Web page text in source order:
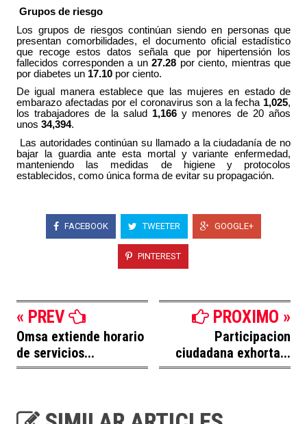
Grupos de riesgo
Los grupos de riesgos continúan siendo en personas que
presentan comorbilidades, el documento oficial estadístico
que recoge estos datos señala que por hipertensión los
fallecidos corresponden a un 27.28 por ciento, mientras que
por diabetes un 17.10 por ciento.
De igual manera establece que las mujeres en estado de
embarazo afectadas por el coronavirus son a la fecha 1,025,
los trabajadores de la salud 1,166 y menores de 20 años
unos 34,394.
Las autoridades continúan su llamado a la ciudadanía de no
bajar la guardia ante esta mortal y variante enfermedad,
manteniendo las medidas de higiene y protocolos
establecidos, como única forma de evitar su propagación.
FACEBOOK TWEETER GOOGLE+
PINTEREST
« PREV
Omsa extiende horario
de servicios...
PROXIMO »
Participacion
ciudadana exhorta...